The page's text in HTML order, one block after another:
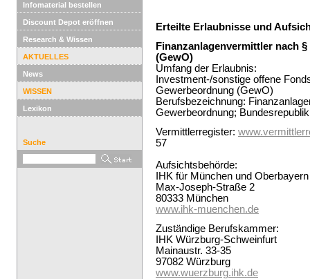
Infomaterial bestellen
Discount Depot eröffnen
Research & Wissen
AKTUELLES
News
WISSEN
Lexikon
Suche
Erteilte Erlaubnisse und
Finanzanlagenvermittler nach
(GewO)
Umfang der Erlaubnis:
Investment-/sonstige offene
Gewerbeordnung (GewO)
Berufsbezeichnung:
Gewerbeordnung;
Vermittlerregister:
57
Aufsichtsbehörde:
IHK für München und Oberbayern
Max-Joseph-Straße 2
‎80333 München
www.ihk-muenchen.de
Zuständige Berufskammer:
IHK Würzburg-Schweinfurt
Mainaustr. 33-35
97082 Würzburg
www.wuerzburg.ihk.de